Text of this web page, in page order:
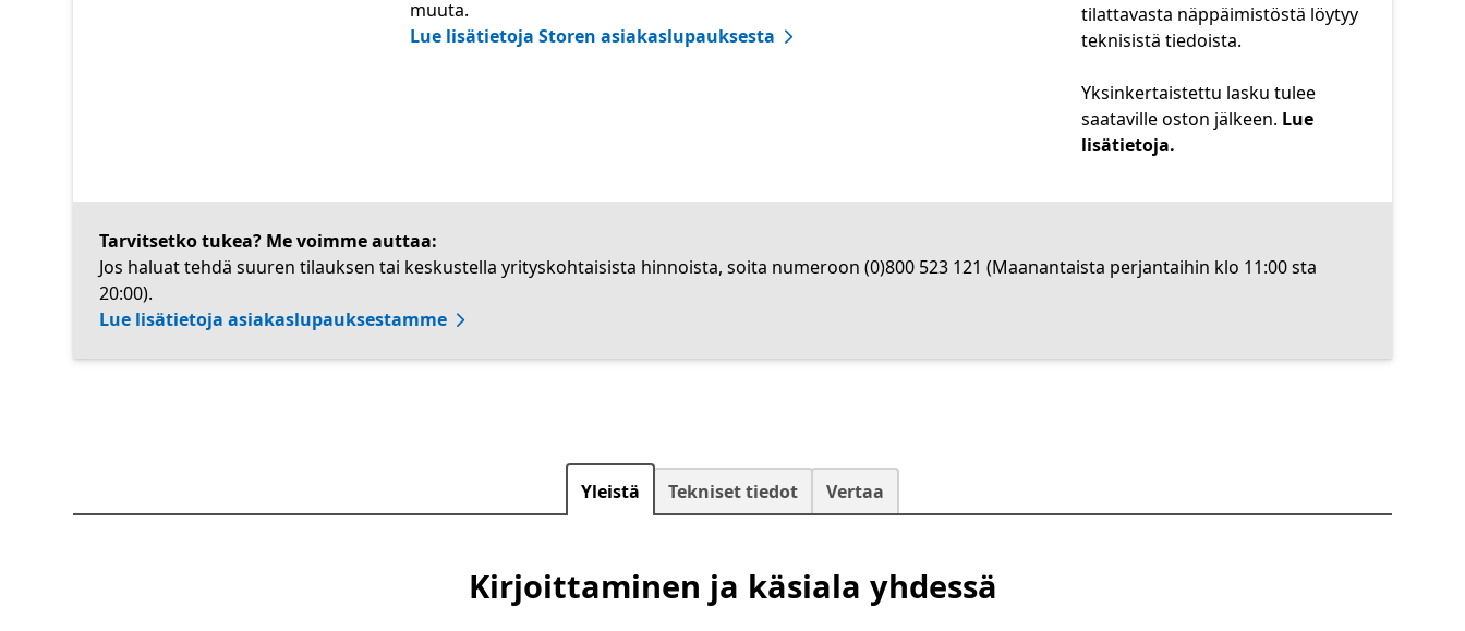
muuta.
Lue lisätietoja Storen asiakaslupauksesta
tilattavasta näppäimistöstä löytyy
teknisistä tiedoista.
Yksinkertaistettu lasku tulee
saataville oston jälkeen. Lue
lisätietoja.
Tarvitsetko tukea? Me voimme auttaa:
Jos haluat tehdä suuren tilauksen tai keskustella yrityskohtaisista hinnoista, soita numeroon (0)800 523 121 (Maanantaista perjantaihin klo 11:00 sta
20:00).
Lue lisätietoja asiakaslupauksestamme
Yleistä Tekniset tiedot Vertaa
Kirjoittaminen ja käsiala yhdessä